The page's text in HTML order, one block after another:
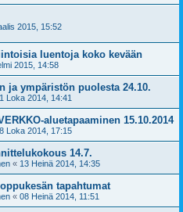
2015, 15:52
luentoja koko kevään
2015, 14:58
ja ympäristön puolesta 24.10.
Loka 2014, 14:41
aluetapaaminen 15.10.2014
Loka 2014, 17:15
14.7.
« 13 Heinä 2014, 14:35
tapahtumat
« 08 Heinä 2014, 11:51